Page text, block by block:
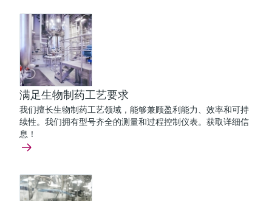
满足生物制药工艺要求
我们擅长生物制药工艺领域，能够兼顾盈利能力、效率和可持
续性。我们拥有型号齐全的测量和过程控制仪表。获取详细信
息！